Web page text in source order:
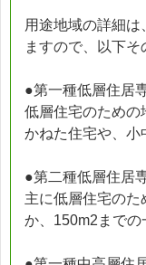
用途地域の詳細
ますので、以下そ
●第一種低層住居
低層住宅のための
かねた住宅や、小
●第二種低層住居
主に低層住宅のた
か、150m2までの